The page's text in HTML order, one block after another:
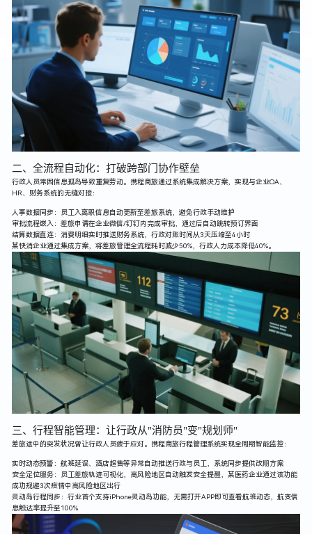
二、全流程自动化：打破跨部门协作壁垒
行政人员常因信息孤岛导致重复劳动。携程商旅通过系统集成解决方案，实现与企业OA、
HR、财务系统的无缝对接：
人事数据同步：员工入离职信息自动更新至差旅系统，避免行政手动维护
审批流程嵌入：差旅申请在企业微信/钉钉内完成审批，通过后自动跳转预订界面
结算数据直连：消费明细实时推送财务系统，行政对账时间从3天压缩至4小时
某快消企业通过集成方案，将差旅管理全流程耗时减少50%，行政人力成本降低40%。
三、行程智能管理：让行政从"消防员"变"规划师"
差旅途中的突发状况曾让行政人员疲于应对。携程商旅行程管理系统实现全周期智能监控：
实时动态预警：航班延误、酒店超售等异常自动推送行政与员工，系统同步提供改期方案
安全定位服务：员工差旅轨迹可视化，高风险地区自动触发安全提醒，某医药企业通过该功能
成功规避3次疫情中高风险地区出行
灵动岛行程同步：行业首个支持iPhone灵动岛功能，无需打开APP即可查看航班动态，航变信
息触达率提升至100%